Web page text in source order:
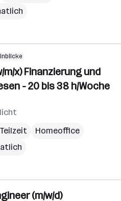
x) Finanzierung und
- 20 bis 38 h/Woche
Homeoffice
(m/w/d)